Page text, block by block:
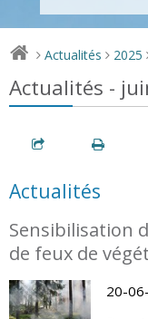
> Actualités > 2025
Actualités -
Actualités
Sensibilisation
de feux de
20-